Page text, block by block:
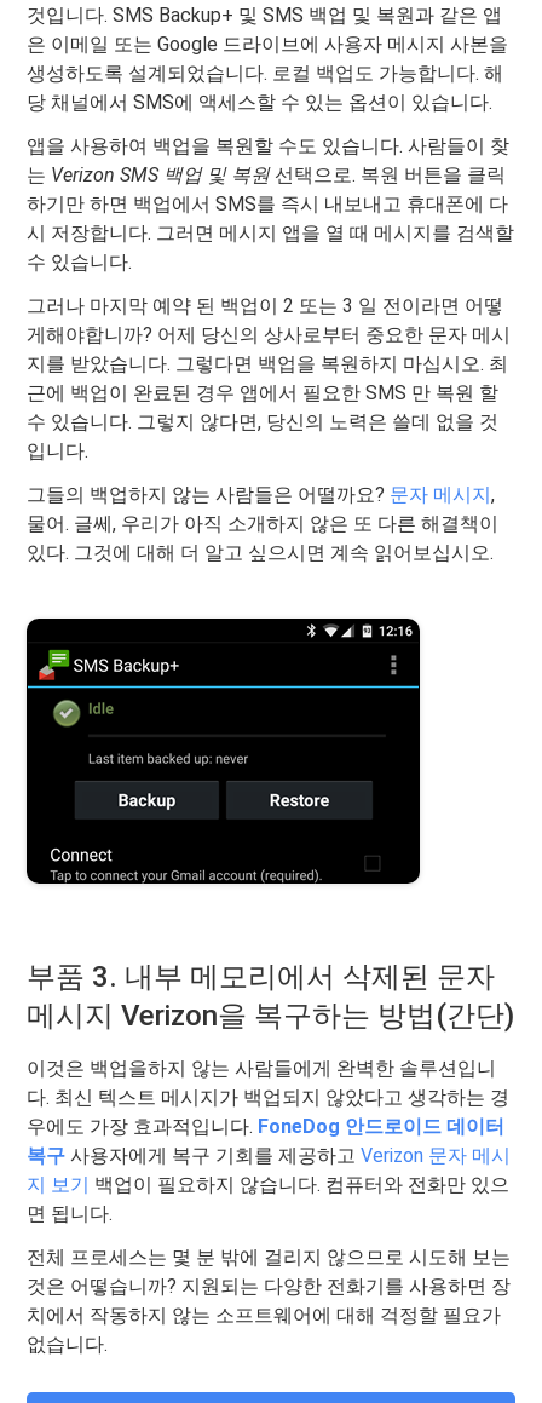
것입니다. SMS Backup+ 및 SMS 백업 및 복원과 같은 앱
은 이메일 또는 Google 드라이브에 사용자 메시지 사본을
생성하도록 설계되었습니다. 로컬 백업도 가능합니다. 해
당 채널에서 SMS에 액세스할 수 있는 옵션이 있습니다.
앱을 사용하여 백업을 복원할 수도 있습니다. 사람들이 찾
는 Verizon SMS 백업 및 복원선택으로. 복원 버튼을 클릭
하기만 하면 백업에서 SMS를 즉시 내보내고 휴대폰에 다
시 저장합니다. 그러면 메시지 앱을 열 때 메시지를 검색할
수 있습니다.
그러나 마지막 예약 된 백업이 2 또는 3 일 전이라면 어떻
게해야합니까? 어제 당신의 상사로부터 중요한 문자 메시
지를 받았습니다. 그렇다면 백업을 복원하지 마십시오. 최
근에 백업이 완료된 경우 앱에서 필요한 SMS 만 복원 할
수 있습니다. 그렇지 않다면, 당신의 노력은 쓸데 없을 것
입니다.
그들의 백업하지 않는 사람들은 어떨까요? 문자 메시지,
물어. 글쎄, 우리가 아직 소개하지 않은 또 다른 해결책이
있다. 그것에 대해 더 알고 싶으시면 계속 읽어보십시오.
부품 3. 내부 메모리에서 삭제된 문자
메시지 Verizon을 복구하는 방법(간단)
이것은 백업을하지 않는 사람들에게 완벽한 솔루션입니
다. 최신 텍스트 메시지가 백업되지 않았다고 생각하는 경
우에도 가장 효과적입니다. FoneDog 안드로이드 데이터
복구 사용자에게 복구 기회를 제공하고Verizon 문자 메시
지 보기 백업이 필요하지 않습니다. 컴퓨터와 전화만 있으
면 됩니다.
전체 프로세스는 몇 분 밖에 걸리지 않으므로 시도해 보는
것은 어떻습니까? 지원되는 다양한 전화기를 사용하면 장
치에서 작동하지 않는 소프트웨어에 대해 걱정할 필요가
없습니다.